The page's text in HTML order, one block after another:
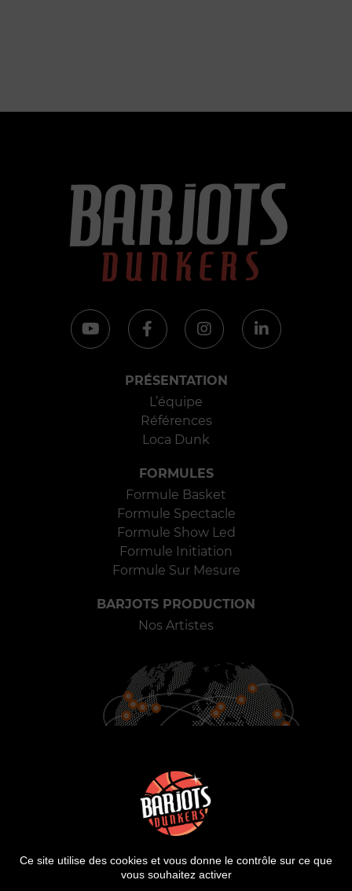
PRÉSENTATION
L’équipe
Références
Loca Dunk
FORMULES
Formule Basket
Formule Spectacle
Formule Show Led
Formule Initiation
Formule Sur Mesure
BARJOTS PRODUCTION
Nos Artistes
25
Ce site utilise des cookies et vous donne le contrôle sur ce que
vous souhaitez activer